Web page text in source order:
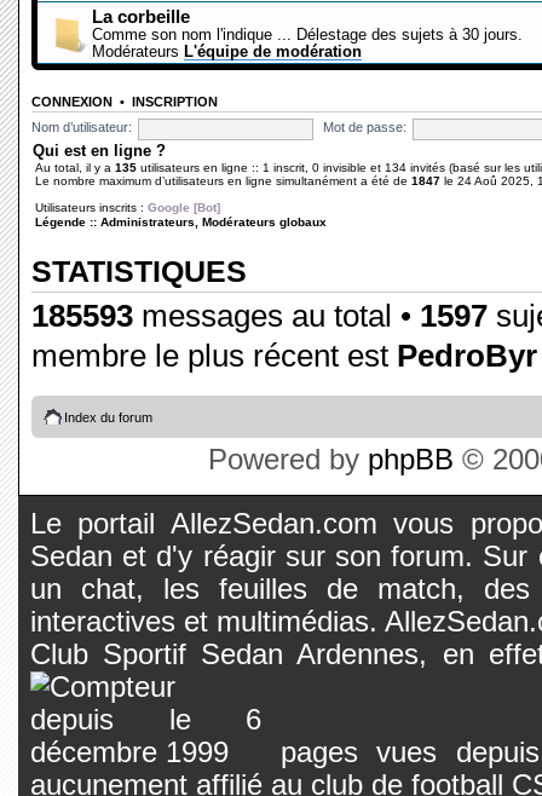
La corbeille
Comme son nom l'indique ... Délestage des sujets à 30 jours.
Modérateurs L'équipe de modération
CONNEXION • INSCRIPTION
Nom d’utilisateur:
Mot de passe:
Qui est en ligne ?
Au total, il y a 135 utilisateurs en ligne :: 1 inscrit, 0 invisible et 134 invités (basé sur les
Le nombre maximum d’utilisateurs en ligne simultanément a été de 1847 le 24 Aoû 2025,
Utilisateurs inscrits : Google [Bot]
Légende :: Administrateurs Modérateurs globaux
STATISTIQUES
185593 messages au total • 1597
membre le plus récent est PedroByr
Index du forum
Powered by phpBB ©
Le portail AllezSedan.com vous
Sedan et d'y réagir sur son forum.
un chat, les feuilles de match, des
interactives et multimédias.
Club Sportif Sedan Ardennes, en
pages vues
aucunement affilié au club de football